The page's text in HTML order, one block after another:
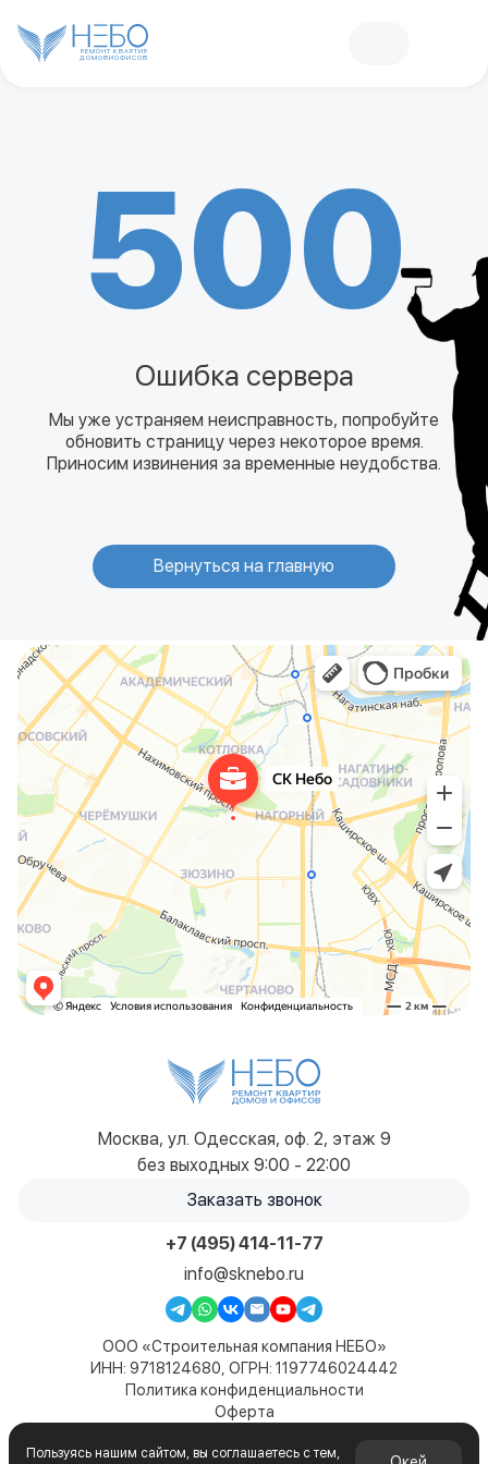
РЕМОНТ КВАРТИР
ДОМОВИОФИСОВ
500
Ошибка сервера
Мы уже устраняем неисправность, попробуйте
обновить страницу через некоторое время.
Приносим извинения за временные неудобства.
Вернуться на главную
Москва, ул. Одесская, оф. 2, этаж 9
без выходных 9:00 - 22:00
Заказать звонок
+7 (495) 414-11-77
info@sknebo.ru
ООО «Строительная компания НЕБО»
ИНН: 9718124680, ОГРН: 1197746024442
Политика конфиденциальности
Оферта
© 2019-2026. Все права защищены. Сайт не является
Пользуясь нашим сайтом, вы соглашаетесь с тем,